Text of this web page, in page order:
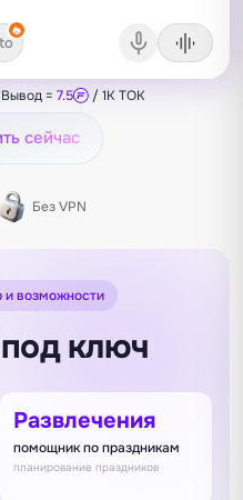
= 7.5 / 1K TOK
сейчас
Без VPN
и возможности
ключ
Развлечения
помощник по праздникам
планирование праздников